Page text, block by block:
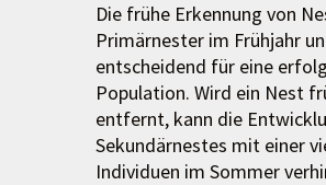
Die frühe Erkennung von
Primärnester im Frühjahr
entscheidend für eine
Population. Wird ein Nest
entfernt, kann die
Sekundärnestes mit einer
Individuen im Sommer